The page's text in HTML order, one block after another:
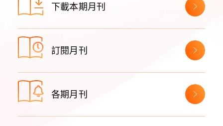
下載本期月刊
訂閱月刊
各期月刊